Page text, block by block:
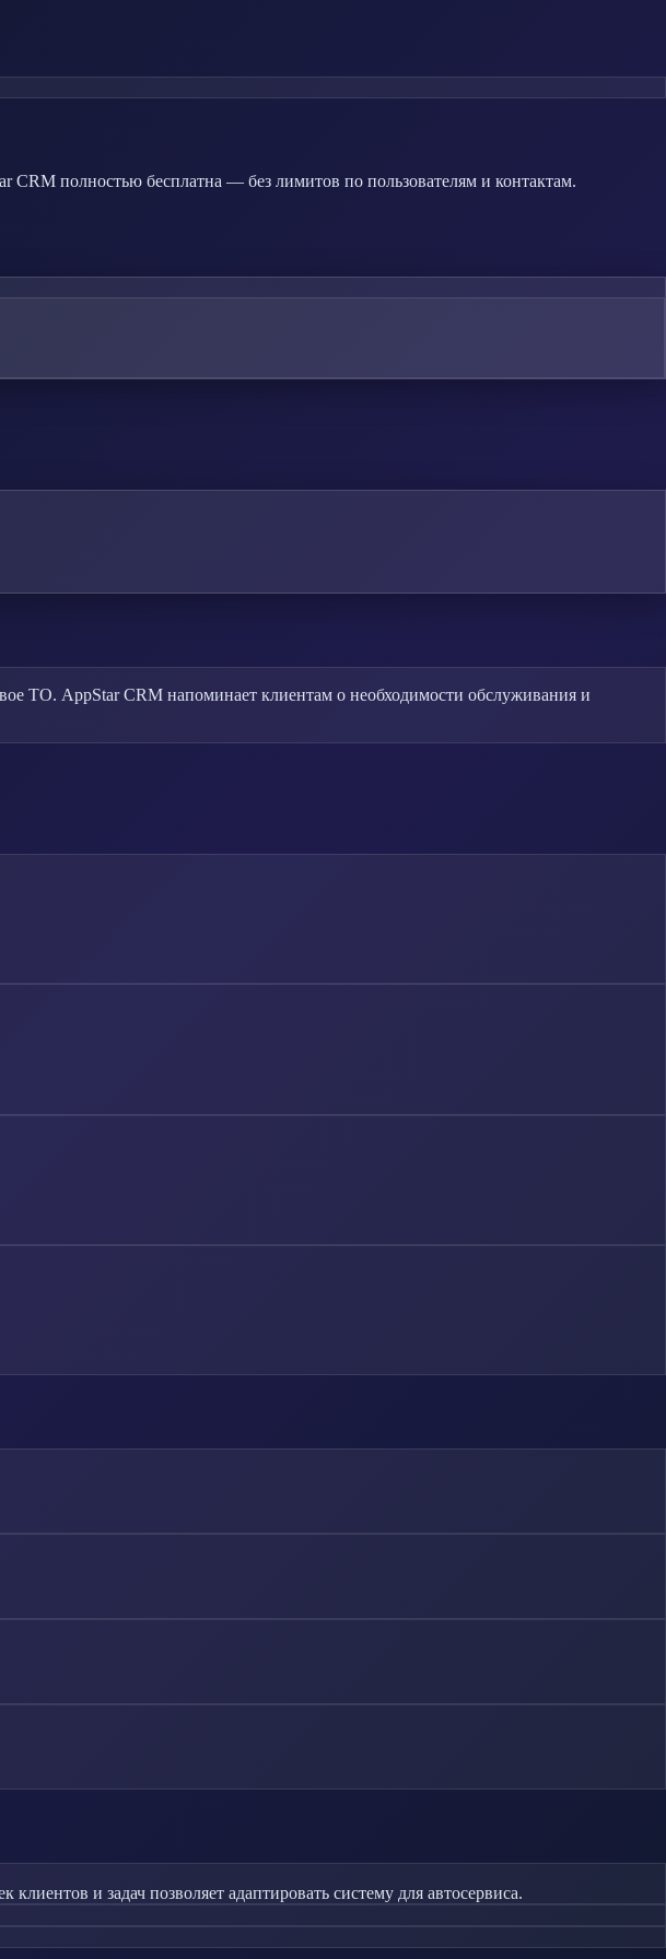
CRM полностью бесплатна — без лимитов по пользователям и контактам.
ТО. AppStar CRM напоминает клиентам о необходимости обслуживания и
и задач позволяет адаптировать систему для автосервиса.